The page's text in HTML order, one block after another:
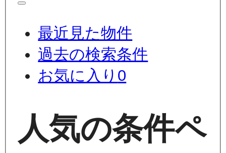
最近見た物件
過去の検索条件
お気に入り 0
人気の条件ペ